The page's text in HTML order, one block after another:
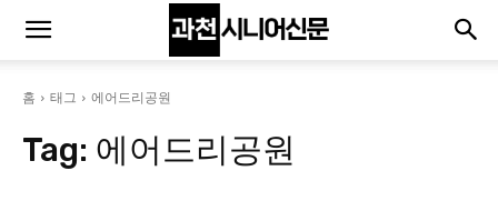
홈 태그 에어드리공원
Tag: 에어드리공원